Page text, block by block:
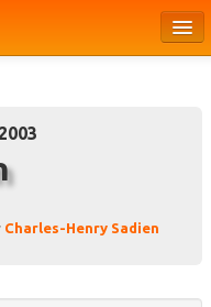
Charles-Henry Sadien